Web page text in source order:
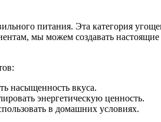
питания. Эта категория
мы можем создавать
насыщенность вкуса.
энергетическую ценность.
в домашних условиях.